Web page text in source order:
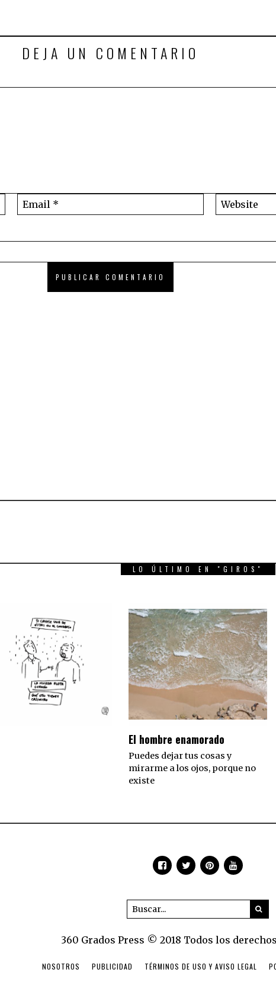
DEJA UN COMENTARIO
LO ÚLTIMO EN "GIROS"
El hombre enamorado
Puedes dejar tus cosas y
mirarme a los ojos, porque no
existe
360 Grados Press © 2018 Todos los
NOSOTROS PUBLICIDAD TÉRMINOS DE USO Y AVISO LEGAL